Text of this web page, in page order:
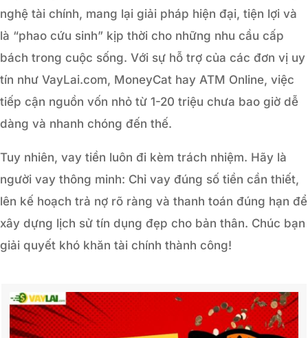
nghệ tài chính, mang lại giải pháp hiện đại, tiện lợi và
là “phao cứu sinh” kịp thời cho những nhu cầu cấp
bách trong cuộc sống. Với sự hỗ trợ của các đơn vị uy
tín như VayLai.com, MoneyCat hay ATM Online, việc
tiếp cận nguồn vốn nhỏ từ 1-20 triệu chưa bao giờ dễ
dàng và nhanh chóng đến thế.
Tuy nhiên, vay tiền luôn đi kèm trách nhiệm. Hãy là
người vay thông minh: Chỉ vay đúng số tiền cần thiết,
lên kế hoạch trả nợ rõ ràng và thanh toán đúng hạn để
xây dựng lịch sử tín dụng đẹp cho bản thân. Chúc bạn
giải quyết khó khăn tài chính thành công!